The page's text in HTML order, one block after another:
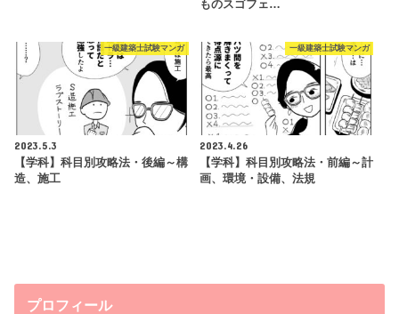
ものスゴフェ…
一級建築士試験マンガ
2023.5.3
【学科】科目別攻略法・後編～構
造、施工
一級建築士試験マンガ
2023.4.26
【学科】科目別攻略法・前編～計
画、環境・設備、法規
プロフィール